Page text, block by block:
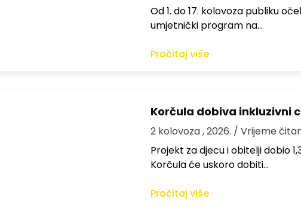
Od 1. do 17. kolovoza publiku
umjetnički program na…
Pročitaj više
Korčula dobiva inkluzivni
2 kolovoza , 2026. / Vrijeme
Projekt za djecu i obitelji dobio
Korčula će uskoro dobiti…
Pročitaj više